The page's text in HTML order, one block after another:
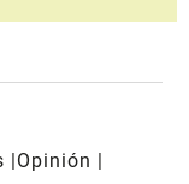
Opinión